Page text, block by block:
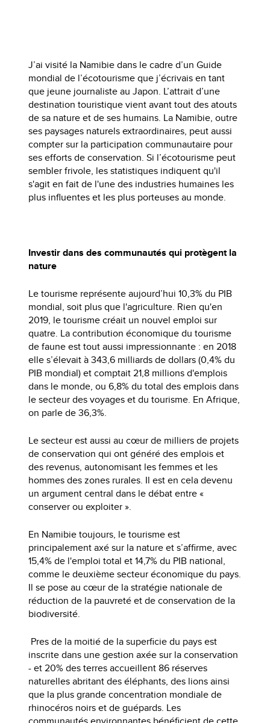
J’ai visité la Namibie dans le cadre d’un Guide
mondial de l’écotourisme que j’écrivais en tant
que jeune journaliste au Japon. L’attrait d’une
destination touristique vient avant tout des atouts
de sa nature et de ses humains. La Namibie, outre
ses paysages naturels extraordinaires, peut aussi
compter sur la participation communautaire pour
ses efforts de conservation. Si l’écotourisme peut
sembler frivole, les statistiques indiquent qu'il
s'agit en fait de l'une des industries humaines les
plus influentes et les plus porteuses au monde.
Investir dans des communautés qui protègent la
nature
Le tourisme représente aujourd’hui 10,3% du PIB
mondial, soit plus que l'agriculture. Rien qu'en
2019, le tourisme créait un nouvel emploi sur
quatre. La contribution économique du tourisme
de faune est tout aussi impressionnante : en 2018
elle s’élevait à 343,6 milliards de dollars (0,4% du
PIB mondial) et comptait 21,8 millions d'emplois
dans le monde, ou 6,8% du total des emplois dans
le secteur des voyages et du tourisme. En Afrique,
on parle de 36,3%.
Le secteur est aussi au cœur de milliers de projets
de conservation qui ont généré des emplois et
des revenus, autonomisant les femmes et les
hommes des zones rurales. Il est en cela devenu
un argument central dans le débat entre «
conserver ou exploiter ».
En Namibie toujours, le tourisme est
principalement axé sur la nature et s’affirme, avec
15,4% de l'emploi total et 14,7% du PIB national,
comme le deuxième secteur économique du pays.
Il se pose au cœur de la stratégie nationale de
réduction de la pauvreté et de conservation de la
biodiversité.
Pres de la moitié de la superficie du pays est
inscrite dans une gestion axée sur la conservation
- et 20% des terres accueillent 86 réserves
naturelles abritant des éléphants, des lions ainsi
que la plus grande concentration mondiale de
rhinocéros noirs et de guépards. Les